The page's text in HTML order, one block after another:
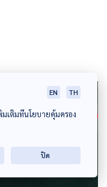
EN TH
มเติมที่นโยบายคุ้มครอง
ปิด